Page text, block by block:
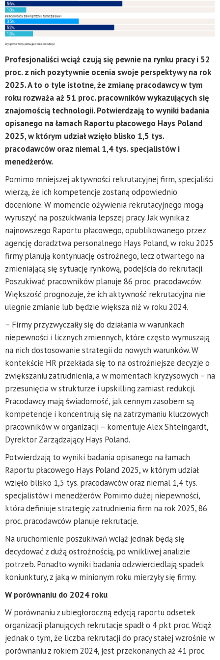
Profesjonaliści wciąż czują się pewnie na rynku pracy i 52
proc. z nich pozytywnie ocenia swoje perspektywy na rok
2025. A to o tyle istotne, że zmianę pracodawcy w tym
roku rozważa aż 51 proc. pracowników wykazujących się
znajomością technologii. Potwierdzają to wyniki badania
opisanego na łamach Raportu płacowego Hays Poland
2025, w którym udział wzięło blisko 1,5 tys.
pracodawców oraz niemal 1,4 tys. specjalistów i
menedżerów.
Pomimo mniejszej aktywności rekrutacyjnej firm, specjaliści
wierzą, że ich kompetencje zostaną odpowiednio
docenione. W momencie ożywienia rekrutacyjnego mogą
wyruszyć na poszukiwania lepszej pracy. Jak wynika z
najnowszego Raportu płacowego, opublikowanego przez
agencję doradztwa personalnego Hays Poland, w roku 2025
firmy planują kontynuację ostrożnego, lecz otwartego na
zmieniającą się sytuację rynkową, podejścia do rekrutacji.
Poszukiwać pracowników planuje 86 proc. pracodawców.
Większość prognozuje, że ich aktywność rekrutacyjna nie
ulegnie zmianie lub będzie większa niż w roku 2024.
– Firmy przyzwyczaiły się do działania w warunkach
niepewności i licznych zmiennych, które często wymuszają
na nich dostosowanie strategii do nowych warunków. W
kontekście HR przekłada się to na ostrożniejsze decyzje o
zwiększaniu zatrudnienia, a w momentach kryzysowych – na
przesunięcia w strukturze i upskilling zamiast redukcji.
Pracodawcy mają świadomość, jak cennym zasobem są
kompetencje i koncentrują się na zatrzymaniu kluczowych
pracowników w organizacji – komentuje Alex Shteingardt,
Dyrektor Zarządzający Hays Poland.
Potwierdzają to wyniki badania opisanego na łamach
Raportu płacowego Hays Poland 2025, w którym udział
wzięło blisko 1,5 tys. pracodawców oraz niemal 1,4 tys.
specjalistów i menedżerów. Pomimo dużej niepewności,
która definiuje strategię zatrudnienia firm na rok 2025, 86
proc. pracodawców planuje rekrutacje.
Na uruchomienie poszukiwań wciąż jednak będą się
decydować z dużą ostrożnością, po wnikliwej analizie
potrzeb. Ponadto wyniki badania odzwierciedlają spadek
koniunktury, z jaką w minionym roku mierzyły się firmy.
W porównaniu do 2024 roku
W porównaniu z ubiegłoroczną edycją raportu odsetek
organizacji planujących rekrutacje spadł o 4 pkt proc. Wciąż
jednak o tym, że liczba rekrutacji do pracy stałej wzrośnie w
porównaniu z rokiem 2024, jest przekonanych aż 41 proc.